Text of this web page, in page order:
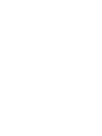
som
finns praktiska
ibland bli av
[…]
samt